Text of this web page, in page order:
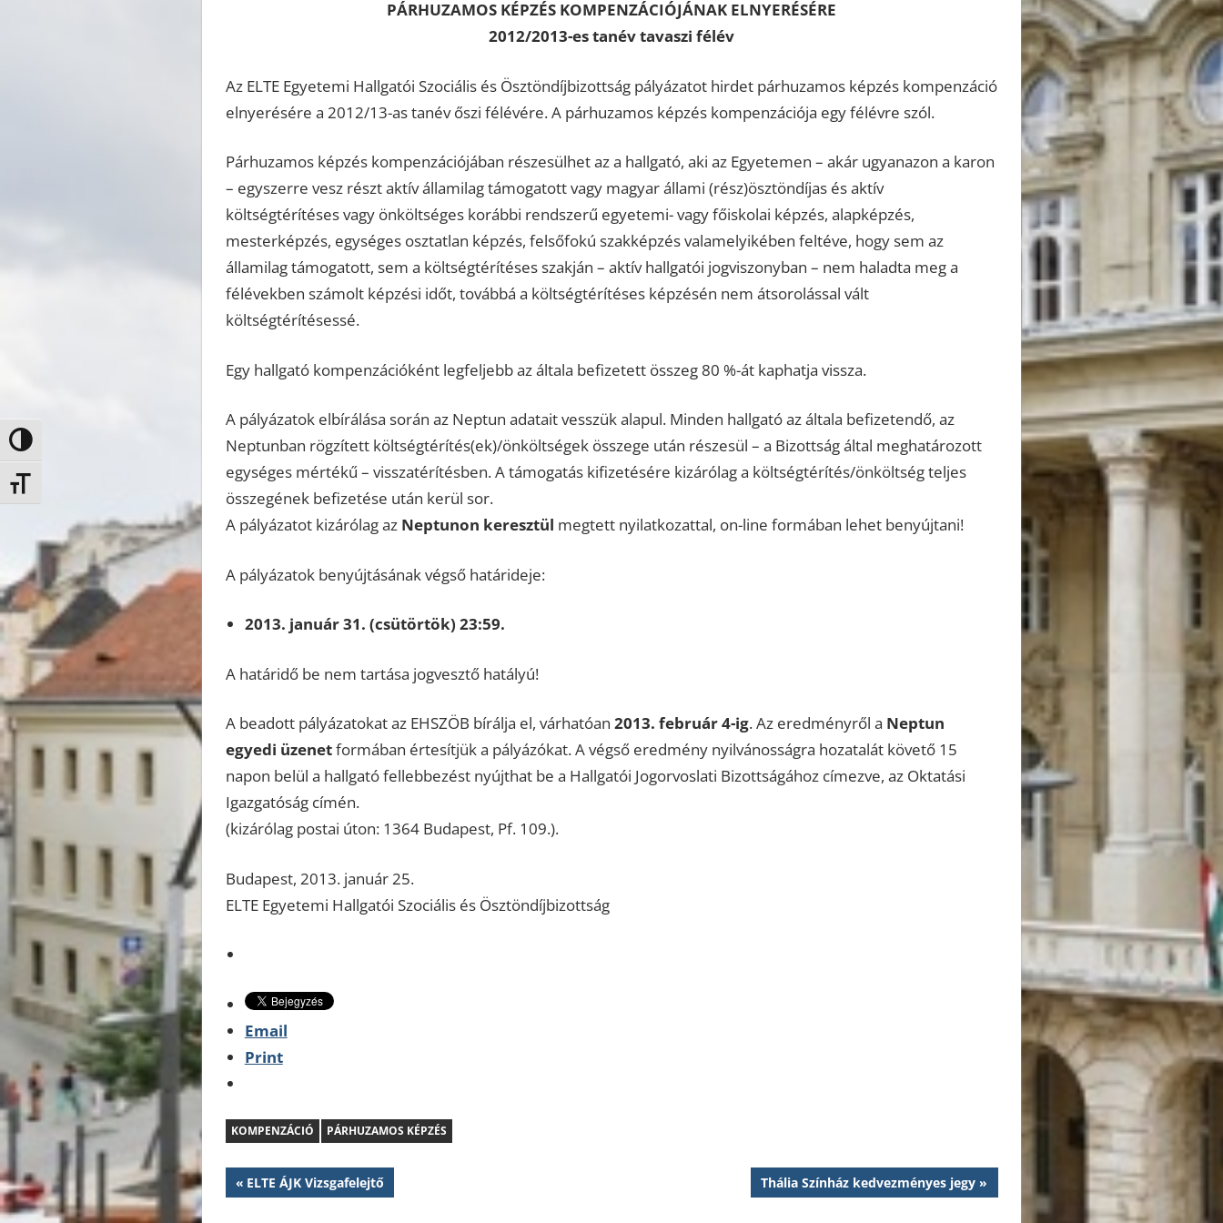
Nagy kontraszt váltása
Betűméret váltása
PÁRHUZAMOS KÉPZÉS KOMPENZÁCIÓJÁNAK ELNYERÉSÉRE
2012/2013-es tanév tavaszi félév
Az ELTE Egyetemi Hallgatói Szociális és Ösztöndíjbizottság pályázatot hirdet párhuzamos képzés kompenzáció
elnyerésére a 2012/13-as tanév őszi félévére. A párhuzamos képzés kompenzációja egy félévre szól.
Párhuzamos képzés kompenzációjában részesülhet az a hallgató, aki az Egyetemen – akár ugyanazon a karon
– egyszerre vesz részt aktív államilag támogatott vagy magyar állami (rész)ösztöndíjas és aktív
költségtérítéses vagy önköltséges korábbi rendszerű egyetemi- vagy főiskolai képzés, alapképzés,
mesterképzés, egységes osztatlan képzés, felsőfokú szakképzés valamelyikében feltéve, hogy sem az
államilag támogatott, sem a költségtérítéses szakján – aktív hallgatói jogviszonyban – nem haladta meg a
félévekben számolt képzési időt, továbbá a költségtérítéses képzésén nem átsorolással vált
költségtérítésessé.
Egy hallgató kompenzációként legfeljebb az általa befizetett összeg 80 %-át kaphatja vissza.
A pályázatok elbírálása során az Neptun adatait vesszük alapul. Minden hallgató az általa befizetendő, az
Neptunban rögzített költségtérítés(ek)/önköltségek összege után részesül – a Bizottság által meghatározott
egységes mértékű – visszatérítésben. A támogatás kifizetésére kizárólag a költségtérítés/önköltség teljes
összegének befizetése után kerül sor.
A pályázatot kizárólag az Neptunon keresztül megtett nyilatkozattal, on-line formában lehet benyújtani!
A pályázatok benyújtásának végső határideje:
2013. január 31. (csütörtök) 23:59.
A határidő be nem tartása jogvesztő hatályú!
A beadott pályázatokat az EHSZÖB bírálja el, várhatóan 2013. február 4-ig. Az eredményről a Neptun
egyedi üzenetformában értesítjük a pályázókat. A végső eredmény nyilvánosságra hozatalát követő 15
napon belül a hallgató fellebbezést nyújthat be a Hallgatói Jogorvoslati Bizottságához címezve, az Oktatási
Igazgatóság címén.
(kizárólag postai úton: 1364 Budapest, Pf. 109.).
Budapest, 2013. január 25.
ELTE Egyetemi Hallgatói Szociális és Ösztöndíjbizottság
Email
Print
KOMPENZÁCIÓ PÁRHUZAMOS KÉPZÉS
Bejegyzés
Previous
Post:
ELTE ÁJK Vizsgafelejtő
Next
Post:
Thália Színház kedvezményes jegy